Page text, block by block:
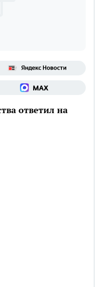
ответил на